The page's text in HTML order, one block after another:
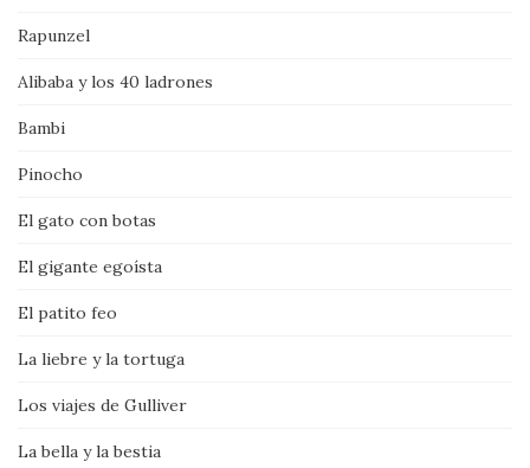
Rapunzel
Alibaba y los 40 ladrones
Bambi
Pinocho
El gato con botas
El gigante egoísta
El patito feo
La liebre y la tortuga
Los viajes de Gulliver
La bella y la bestia